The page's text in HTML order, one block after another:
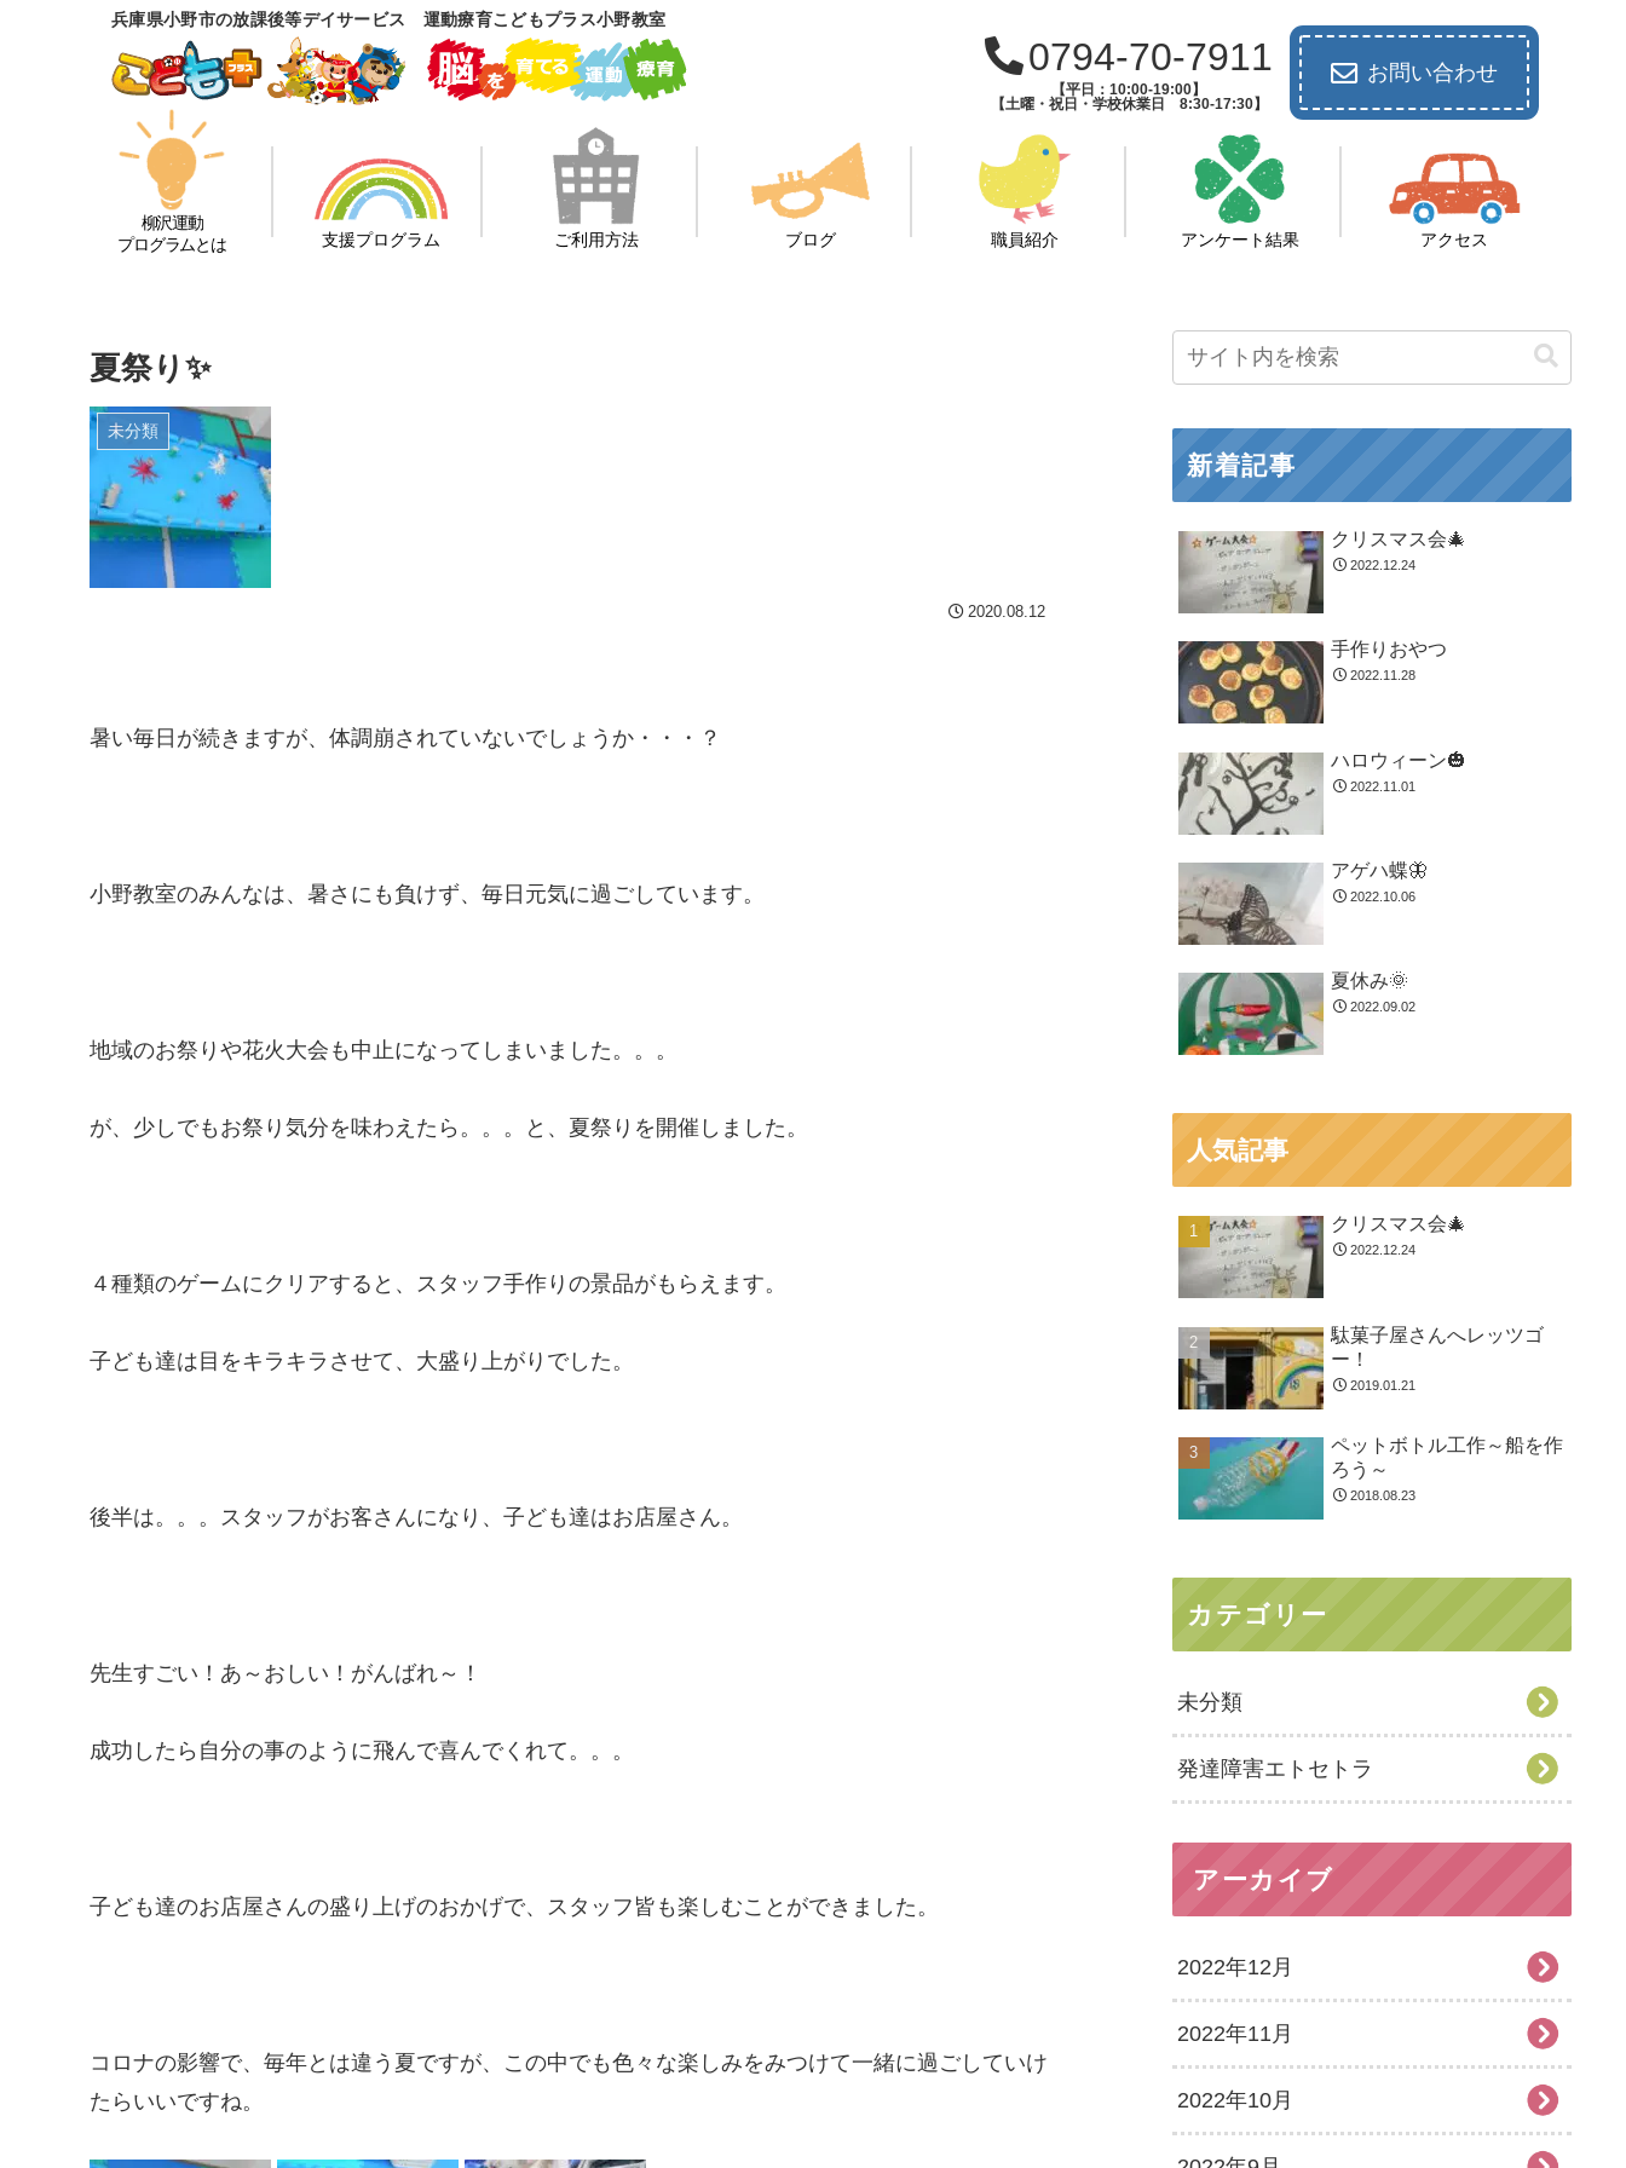
兵庫県小野市の放課後等デイサービス 運動療育こどもプラス小野教室
0794-70-7911
【平日：10:00-19:00】
【土曜・祝日・学校休業日 8:30-17:30】
お問い合わせ
柳沢運動
プログラムとは
支援プログラム ご利用方法 ブログ 職員紹介 アンケート結果 アクセス
夏祭り✨
未分類
2020.08.12
暑い毎日が続きますが、体調崩されていないでしょうか・・・？
小野教室のみんなは、暑さにも負けず、毎日元気に過ごしています。
地域のお祭りや花火大会も中止になってしまいました。。。
が、少しでもお祭り気分を味わえたら。。。と、夏祭りを開催しました。
４種類のゲームにクリアすると、スタッフ手作りの景品がもらえます。
子ども達は目をキラキラさせて、大盛り上がりでした。
後半は。。。スタッフがお客さんになり、子ども達はお店屋さん。
先生すごい！あ～おしい！がんばれ～！
成功したら自分の事のように飛んで喜んでくれて。。。
子ども達のお店屋さんの盛り上げのおかげで、スタッフ皆も楽しむことができました。
コロナの影響で、毎年とは違う夏ですが、この中でも色々な楽しみをみつけて一緒に過ごしていけ
たらいいですね。
新着記事
クリスマス会🎄
2022.12.24
手作りおやつ
2022.11.28
ハロウィーン🎃
2022.11.01
アゲハ蝶🦋
2022.10.06
夏休み🌞
2022.09.02
人気記事
クリスマス会🎄
2022.12.24
駄菓子屋さんへレッツゴ
ー！
2019.01.21
ペットボトル工作～船を作
ろう～
2018.08.23
カテゴリー
未分類
発達障害エトセトラ
アーカイブ
2022年12月
2022年11月
2022年10月